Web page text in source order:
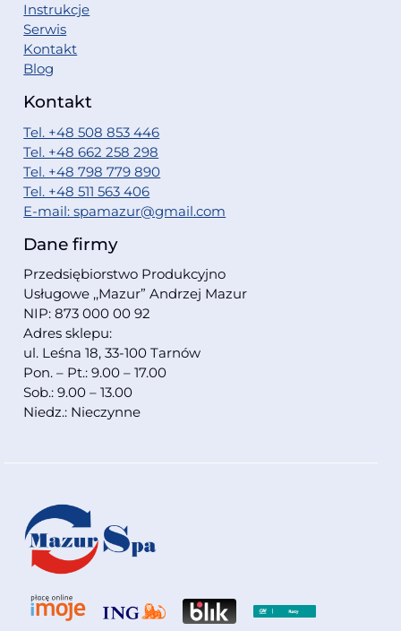
Instrukcje
Serwis
Kontakt
Blog
Kontakt
Tel. +48 508 853 446
Tel. +48 662 258 298
Tel. +48 798 779 890
Tel. +48 511 563 406
E-mail: spamazur@gmail.com
Dane firmy
Przedsiębiorstwo Produkcyjno
Usługowe ,,Mazur” Andrzej Mazur
NIP: 873 000 00 92
Adres sklepu:
ul. Leśna 18, 33-100 Tarnów
Pon. – Pt.: 9.00 – 17.00
Sob.: 9.00 – 13.00
Niedz.: Nieczynne